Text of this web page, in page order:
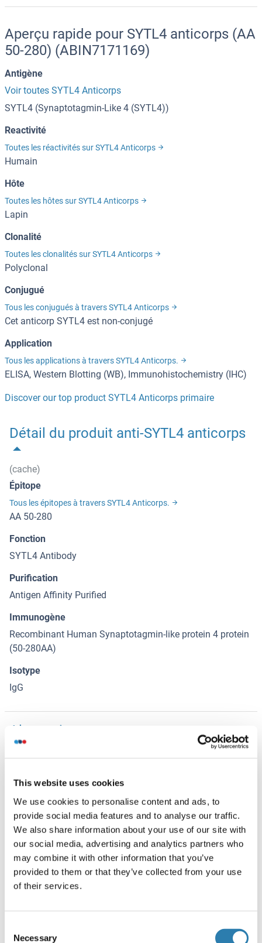
This website uses cookies
We use cookies to personalise content and ads, to
provide social media features and to analyse our traffic.
We also share information about your use of our site with
our social media, advertising and analytics partners who
may combine it with other information that you’ve
provided to them or that they’ve collected from your use
of their services.
Selection
Necessary
Aperçu rapide pour SYTL4 anticorps (AA
50-280) (ABIN7171169)
Antigène
Voir toutes SYTL4 Anticorps
SYTL4 (Synaptotagmin-Like 4 (SYTL4))
Reactivité
Toutes les réactivités sur SYTL4 Anticorps
Humain
Hôte
Toutes les hôtes sur SYTL4 Anticorps
Lapin
Clonalité
Toutes les clonalités sur SYTL4 Anticorps
Polyclonal
Conjugué
Tous les conjugués à travers SYTL4 Anticorps
Cet anticorp SYTL4 est non-conjugé
Application
Tous les applications à travers SYTL4 Anticorps.
ELISA, Western Blotting (WB), Immunohistochemistry (IHC)
Discover our top product SYTL4 Anticorps primaire
Détail du produit anti-SYTL4 anticorps
(cache)
Épitope
Tous les épitopes à travers SYTL4 Anticorps.
AA 50-280
Fonction
SYTL4 Antibody
Purification
Antigen Affinity Purified
Immunogène
Recombinant Human Synaptotagmin-like protein 4 protein
(50-280AA)
Isotype
IgG
Alternatives
Indications d'application
Optimal working dilution should be determined by the
investigator.
Restrictions
For Research Use only
Stockage
(cache)